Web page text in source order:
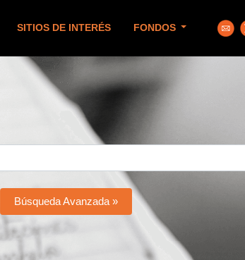
SITIOS DE INTERÉS FONDOS
Búsqueda Avanzada »